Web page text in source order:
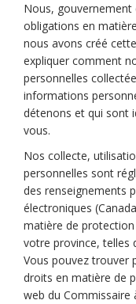
Nous,
obligations en
nous avons créé
expliquer comment
personnelles
informations
détenons et qui sont
vous.
Nos collecte,
personnelles sont
des renseignements
électroniques
matière de protection
votre province, telles
Vous pouvez trouver
droits en matière de
web du Commissaire